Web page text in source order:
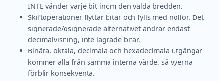
INTE vänder varje bit inom den valda bredden.
Skiftoperationer flyttar bitar och fylls med nollor. Det
signerade/osignerade alternativet ändrar endast
decimalvisning, inte lagrade bitar.
Binära, oktala, decimala och hexadecimala utgångar
kommer alla från samma interna värde, så vyerna
förblir konsekventa.